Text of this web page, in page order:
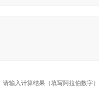
请输入计算结果（填写阿拉伯数字